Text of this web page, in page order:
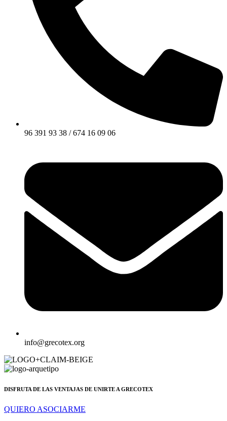
96 391 93 38 / 674 16 09 06
info@grecotex.org
DISFRUTA DE LAS VENTAJAS DE UNIRTE A GRECOTEX
QUIERO ASOCIARME